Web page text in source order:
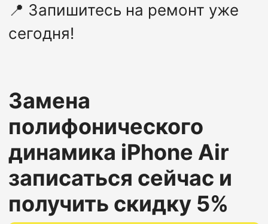
📍 Запишитесь на ремонт уже
сегодня!
Замена
полифонического
динамика iPhone Air
записаться сейчас и
получить скидку 5%